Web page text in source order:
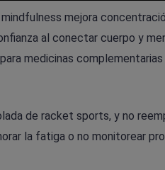
mejora
al conectar cuerpo y
medicinas
de racket sports, y no
la fatiga o no monitorear